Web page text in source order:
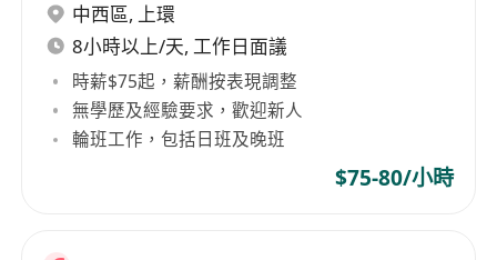
中西區, 上環
8小時以上/天, 工作日面議
時薪$75起，薪酬按表現調整
無學歷及經驗要求，歡迎新人
輪班工作，包括日班及晚班
$75-80/小時